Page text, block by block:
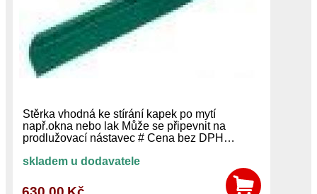
Stěrka vhodná ke stírání kapek po mytí
např.okna nebo lak Může se připevnit na
prodlužovací nástavec # Cena bez DPH…
skladem u dodavatele